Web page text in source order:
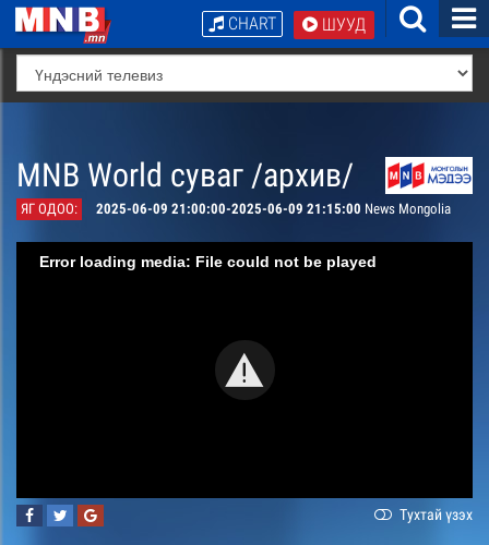
ШУУД
CHART
MNB World суваг /архив/
ЯГ ОДОО: 2025-06-09 21:00:00-2025-06-09 21:15:00 News Mongolia
Error loading media: File could not be played
Тухтай үзэх